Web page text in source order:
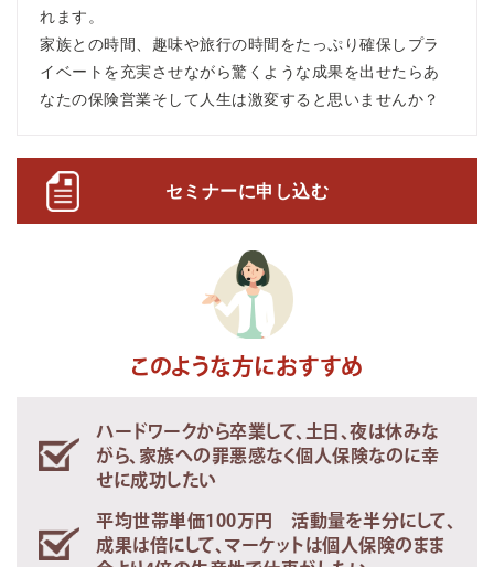
れます。
家族との時間、趣味や旅行の時間をたっぷり確保しプラ
イベートを充実させながら驚くような成果を出せたらあ
なたの保険営業そして人生は激変すると思いませんか？
セミナーに申し込む
このような方におすすめ
ハードワークから卒業して、土日、夜は休みな
がら、家族への罪悪感なく個人保険なのに幸
せに成功したい
平均世帯単価100万円 活動量を半分にして、
成果は倍にして、マーケットは個人保険のまま